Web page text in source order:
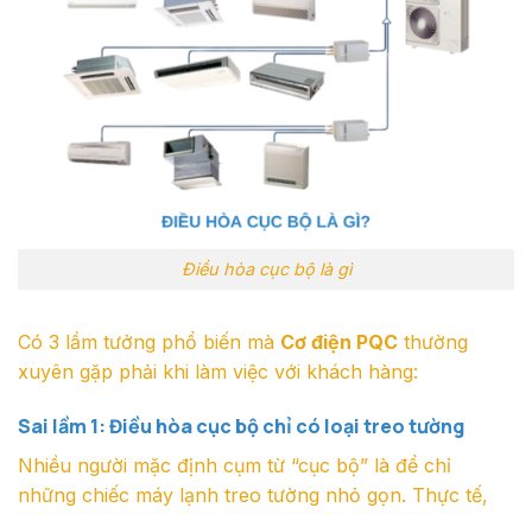
Điều hòa cục bộ là gì
Có 3 lầm tưởng phổ biến mà Cơ điện PQC thường
xuyên gặp phải khi làm việc với khách hàng:
Sai lầm 1: Điều hòa cục bộ chỉ có loại treo tường
Nhiều người mặc định cụm từ “cục bộ” là để chỉ
những chiếc máy lạnh treo tường nhỏ gọn. Thực tế,